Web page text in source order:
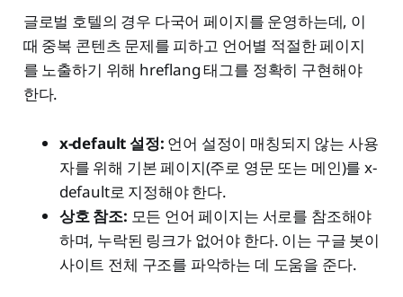
글로벌 호텔의 경우 다국어 페이지를 운영하는데, 이
때 중복 콘텐츠 문제를 피하고 언어별 적절한 페이지
를 노출하기 위해 hreflang 태그를 정확히 구현해야
한다.
x-default 설정: 언어 설정이 매칭되지 않는 사용
자를 위해 기본 페이지(주로 영문 또는 메인)를 x-
default로 지정해야 한다.
상호 참조: 모든 언어 페이지는 서로를 참조해야
하며, 누락된 링크가 없어야 한다. 이는 구글 봇이
사이트 전체 구조를 파악하는 데 도움을 준다.